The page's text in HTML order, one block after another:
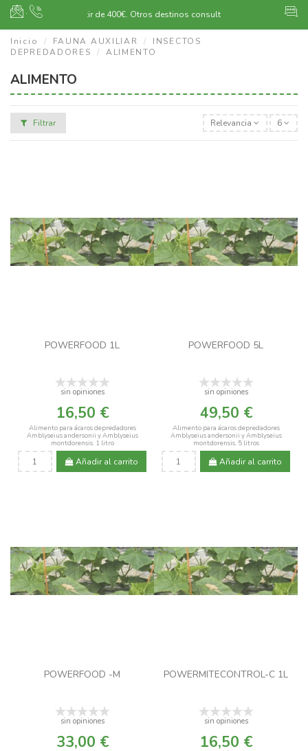
·
Envío gratuito a partir de 400€. Otros destinos consultar
Inicio FAUNA AUXILIAR
INSECTOS
DEPREDADORES
ALIMENTO
ALIMENTO
Filtrar Relevancia 6
POWERFOOD 1L
sin opiniones
16,50 €
Alimento para ácaros depredadores
Amblyseius andersonii y Amblyseius
montdorensis. 1 litro
Añadir al carrito
POWERFOOD 5L
sin opiniones
49,50 €
Alimento para ácaros depredadores
Amblyseius andersonii y Amblyseius
montdorensis. 5 litros
Añadir al carrito
POWERFOOD -M
sin opiniones
33,00 €
POWERMITECONTROL-C 1L
sin opiniones
16,50 €